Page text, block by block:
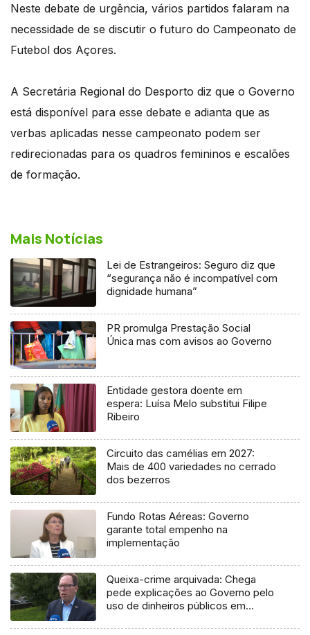
Neste debate de urgência, vários partidos falaram na
necessidade de se discutir o futuro do Campeonato de
Futebol dos Açores.
A Secretária Regional do Desporto diz que o Governo
está disponível para esse debate e adianta que as
verbas aplicadas nesse campeonato podem ser
redirecionadas para os quadros femininos e escalões
de formação.
Mais Notícias
Lei de Estrangeiros: Seguro diz que
“segurança não é incompatível com
dignidade humana”
PR promulga Prestação Social
Única mas com avisos ao Governo
Entidade gestora doente em
espera: Luísa Melo substitui Filipe
Ribeiro
Circuito das camélias em 2027:
Mais de 400 variedades no cerrado
dos bezerros
Fundo Rotas Aéreas: Governo
garante total empenho na
implementação
Queixa-crime arquivada: Chega
pede explicações ao Governo pelo
uso de dinheiros públicos em